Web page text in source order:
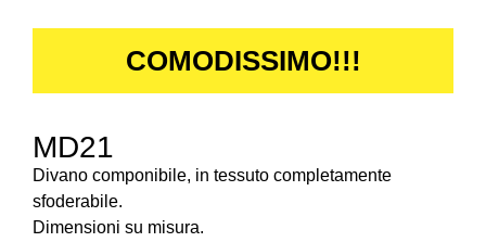
COMODISSIMO!!!
MD21
Divano componibile, in tessuto completamente
sfoderabile.
Dimensioni su misura.